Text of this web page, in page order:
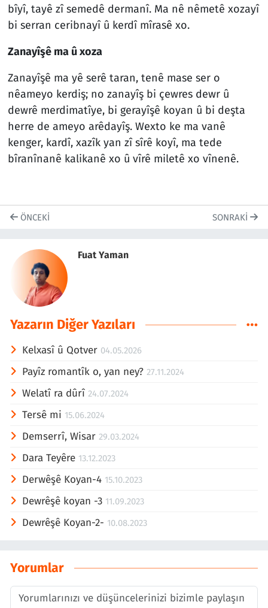
bîyî, tayê zî semedê dermanî. Ma nê nêmetê xozayî
bi serran ceribnayî û kerdî mîrasê xo.
Zanayîşê ma û xoza
Zanayîşê ma yê serê taran, tenê mase ser o
nêameyo kerdiş; no zanayîş bi çewres dewr û
dewrê merdimatîye, bi gerayîşê koyan û bi deşta
herre de ameyo arêdayîş. Wexto ke ma vanê
kenger, kardî, xazîk yan zî sîrê koyî, ma tede
bîranînanê kalikanê xo û vîrê miletê xo vînenê.
ÖNCEKI SONRAKI
Fuat Yaman
Yazarın Diğer Yazıları
Kelxasî û Qotver 04.05.2026
Payîz romantîk o, yan ney? 27.11.2024
Welatî ra dûrî 24.07.2024
Tersê mi 15.06.2024
Demserrî, Wisar 29.03.2024
Dara Teyêre 13.12.2023
Derwêşê Koyan-4 15.10.2023
Dewrêşê koyan -3 11.09.2023
Dewrêşê Koyan-2- 10.08.2023
Yorumlar